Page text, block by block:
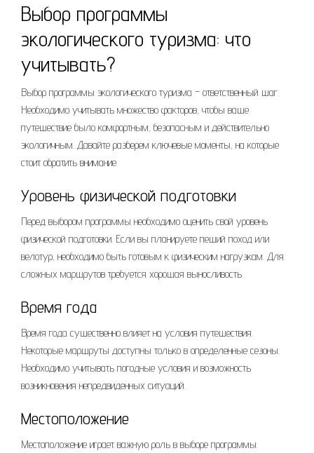
Выбор программы
экологического туризма: что
учитывать?
Выбор программы экологического туризма – ответственный шаг.
Необходимо учитывать множество факторов, чтобы ваше
путешествие было комфортным, безопасным и действительно
экологичным. Давайте разберем ключевые моменты, на которые
стоит обратить внимание.
Уровень физической подготовки
Перед выбором программы необходимо оценить свой уровень
физической подготовки. Если вы планируете пеший поход или
велотур, необходимо быть готовым к физическим нагрузкам. Для
сложных маршрутов требуется хорошая выносливость.
Время года
Время года существенно влияет на условия путешествия.
Некоторые маршруты доступны только в определенные сезоны.
Необходимо учитывать погодные условия и возможность
возникновения непредвиденных ситуаций.
Местоположение
Местоположение играет важную роль в выборе программы.